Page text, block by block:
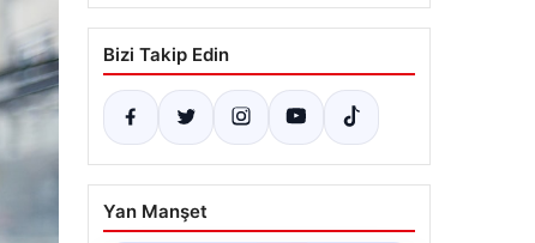
Bizi Takip Edin
Yan Manşet